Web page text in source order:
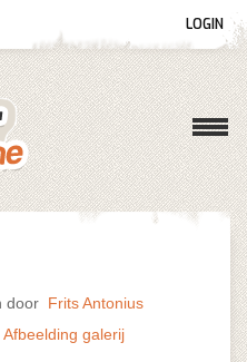
LOGIN
door Frits Antonius
Afbeelding galerij